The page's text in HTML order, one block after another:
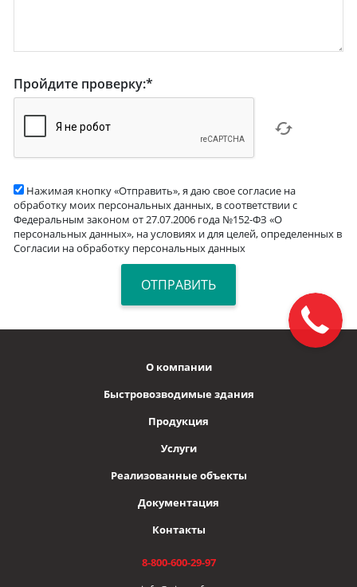
Пройдите проверку:*
Нажимая кнопку «Отправить», я даю свое согласие на
обработку моих персональных данных, в соответствии с
Федеральным законом от 27.07.2006 года №152-ФЗ «О
персональных данных», на условиях и для целей, определенных в
Согласии на обработку персональных данных
О компании
Быстровозводимые здания
Продукция
Услуги
Реализованные объекты
Документация
Контакты
8-800-600-29-97